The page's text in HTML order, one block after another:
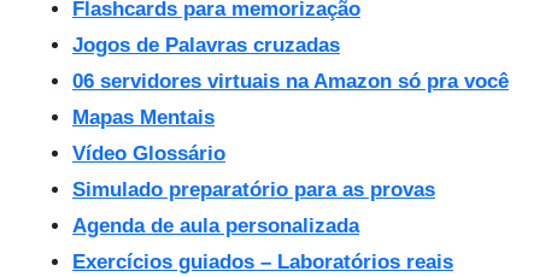
Flashcards para memorização
Jogos de Palavras cruzadas
06 servidores virtuais na Amazon só pra você
Mapas Mentais
Vídeo Glossário
Simulado preparatório para as provas
Agenda de aula personalizada
Exercícios guiados – Laboratórios reais